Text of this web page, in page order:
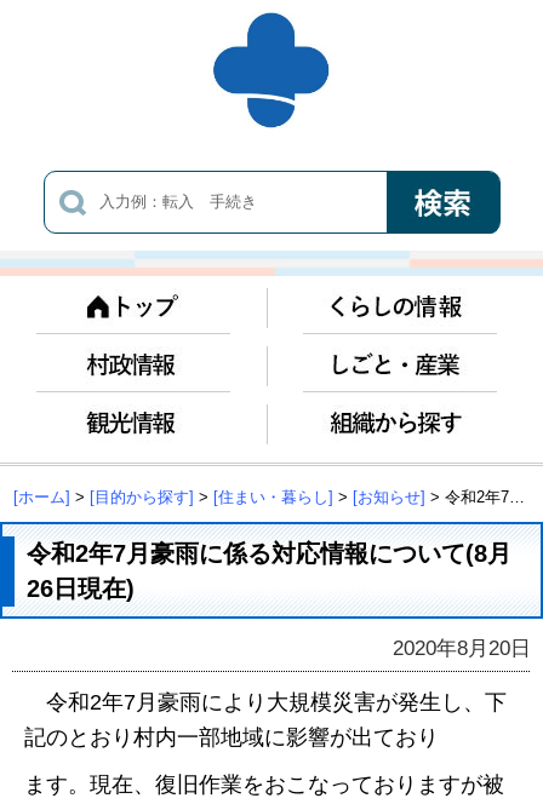
[ホーム] > [目的から探す] > [住まい・暮らし] > [お知らせ] > 令和2年7月豪雨に係る対応情報について(8月26日現在)
令和2年7月豪雨に係る対応情報について(8月
26日現在)
2020年8月20日
令和2年7月豪雨により大規模災害が発生し、下
記のとおり村内一部地域に影響が出ており
ます。現在、復旧作業をおこなっておりますが被